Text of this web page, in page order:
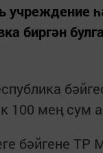
учреждение
биргән
100 мең сум
бәйгене